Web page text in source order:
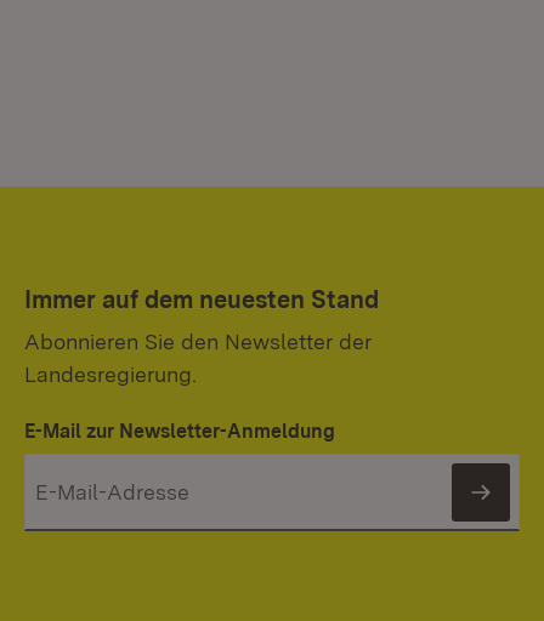
Immer auf dem neuesten Stand
Abonnieren Sie den Newsletter der
Landesregierung.
E-Mail zur Newsletter-Anmeldung